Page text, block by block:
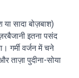
या सादा बोज़बाश)
इतना पसंद
गर्मी वर्जन में चने
ताज़ा पुदीना-सोया